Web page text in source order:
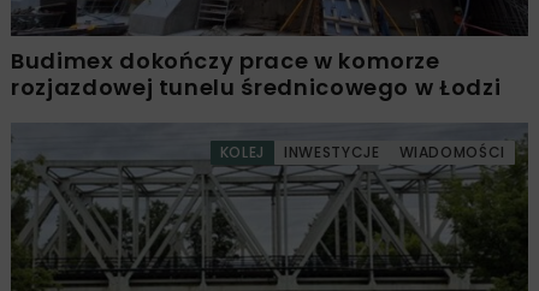
Budimex dokończy prace w komorze
rozjazdowej tunelu średnicowego w Łodzi
KOLEJ INWESTYCJE WIADOMOŚCI